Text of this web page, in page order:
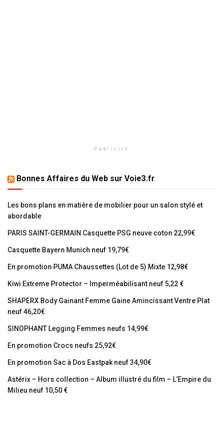
Publicité
Bonnes Affaires du Web sur Voie3.fr
Les bons plans en matière de mobilier pour un salon stylé et
abordable
PARIS SAINT-GERMAIN Casquette PSG neuve coton 22,99€
Casquette Bayern Munich neuf 19,79€
En promotion PUMA Chaussettes (Lot de 5) Mixte 12,98€
Kiwi Extreme Protector – Imperméabilisant neuf 5,22 €
SHAPERX Body Gainant Femme Gaine Amincissant Ventre Plat
neuf 46,20€
SINOPHANT Legging Femmes neufs 14,99€
En promotion Crocs neufs 25,92€
En promotion Sac à Dos Eastpak neuf 34,90€
Astérix – Hors collection – Album illustré du film – L’Empire du
Milieu neuf 10,50 €